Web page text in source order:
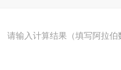
请输入计算结果（填写阿拉